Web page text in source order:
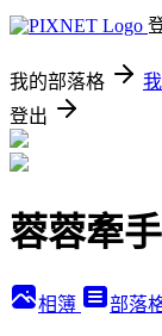
我的部落格
登出
蓉蓉牽
相簿 部落